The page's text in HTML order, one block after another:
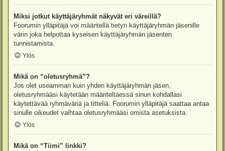
Miksi jotkut käyttäjäryhmät näkyvät eri väreillä?
Foorumin ylläpitäjä voi määritellä tietyn käyttäjäryhmän jäsenille
värin joka helpottaa kyseisen käyttäjäryhmän jäsenten
tunnistamista.
Ylös
Mikä on “oletusryhmä”?
Jos olet useamman kuin yhden käyttäjäryhmän jäsen,
oletusryhmääsi käytetään määriteltäessä sinun kohdallasi
käytettävää ryhmäväriä ja titteliä. Foorumin ylläpitäjä saattaa antaa
sinulle oikeudet vaihtaa oletusryhmääsi omista asetuksista.
Ylös
Mikä on “Tiimi” linkki?